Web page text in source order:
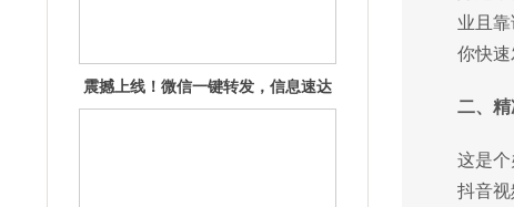
掌握微信一键转发，社交效率飙升秘
籍揭秘
业且
你快速
二、
这是
抖音